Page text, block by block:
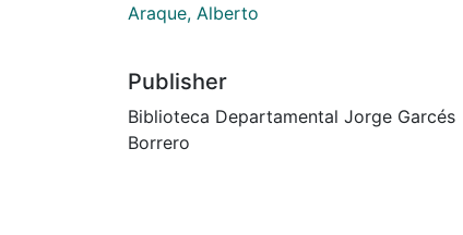
Araque, Alberto
Publisher
Biblioteca Departamental Jorge Garcés
Borrero